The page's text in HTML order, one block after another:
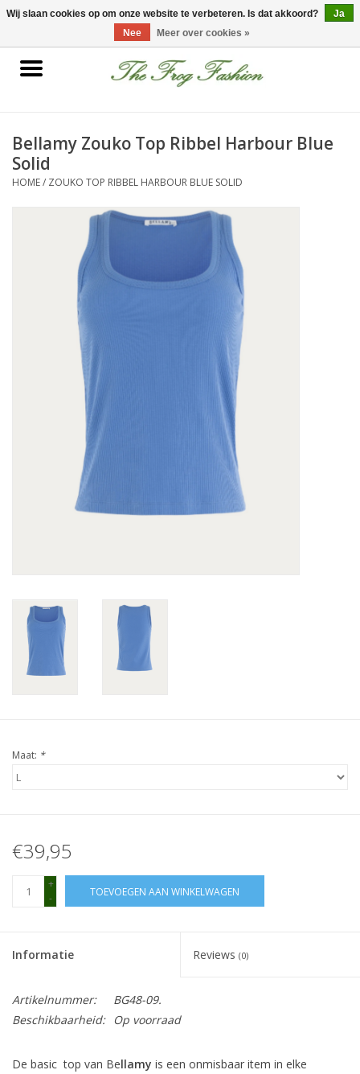
0 Artikelen - €0,00
Home
Nieuwe collectie
Feest Kleding
Bellamy Zouko Top Ribbel Harbour Blue
Solid
HOME/ ZOUKO TOP RIBBEL HARBOUR BLUE SOLID
Maat: *
€39,95
+
-
TOEVOEGEN AAN WINKELWAGEN
Informatie Reviews (0)
Artikelnummer:
BG48-09.
Beschikbaarheid:
Op voorraad
De basic top van Bellamy is een onmisbaar item in elke
Wij slaan cookies op om onze website te verbeteren. Is dat akkoord?
Ja
Nee
Meer over cookies »